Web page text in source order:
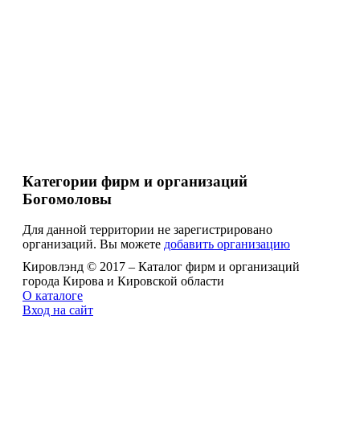
Категории фирм и организаций
Богомоловы
Для данной территории не зарегистрировано
организаций. Вы можете добавить организацию
Кировлэнд © 2017 – Каталог фирм и организаций
города Кирова и Кировской области
О каталоге
Вход на сайт